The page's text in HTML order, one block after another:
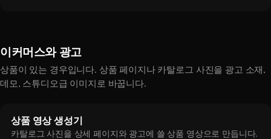
이커머스와 광고
상품이 있는 경우입니다. 상품 페이지나 카탈로그 사진을 광고 소재,
데모, 스튜디오급 이미지로 바꿉니다.
상품 영상 생성기
카탈로그 사진을 상세 페이지와 광고에 쓸 상품 영상으로 만듭니다.